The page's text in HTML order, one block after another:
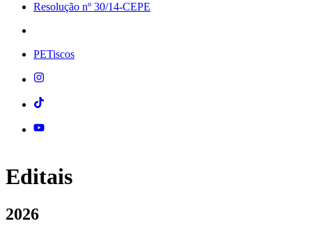
Resolução nº 30/14-CEPE
PETiscos
Editais
2026